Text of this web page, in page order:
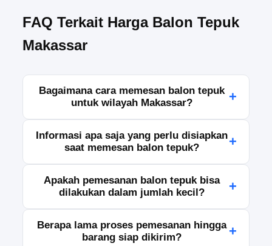
FAQ Terkait Harga Balon Tepuk
Makassar
Bagaimana cara memesan balon tepuk
untuk wilayah Makassar?
+
yang tersedia dengan menyampaikan jumlah
kebutuhan, desain yang diinginkan, serta jadwal
penggunaan. Tim kami akan membantu
memproses pesanan Anda hingga siap dikirim.
Informasi apa saja yang perlu disiapkan
saat memesan balon tepuk?
+
yang dibutuhkan, warna atau desain khusus, serta
alamat pengiriman. Informasi yang lengkap akan
mempercepat proses penawaran dan produksi.
Apakah pemesanan balon tepuk bisa
dilakukan dalam jumlah kecil?
+
sesuai kebutuhan acara, baik untuk skala kecil
maupun besar. Tim kami akan memberikan opsi
Berapa lama proses pemesanan hingga
barang siap dikirim?
+